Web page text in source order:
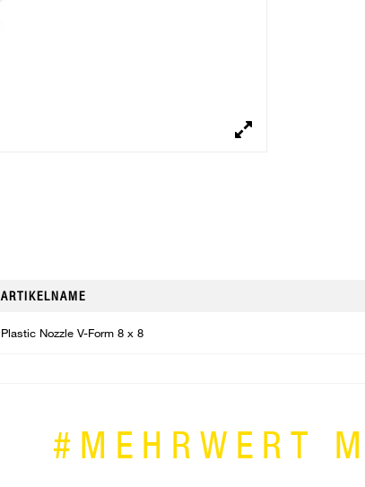
ARTIKELNAME
Plastic Nozzle V-Form 8 x 8
#MEHRWERT